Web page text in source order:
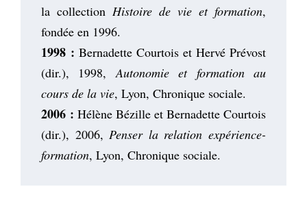
la collection Histoire de vie et formation,
fondée en 1996.
1998 : Bernadette Courtois et Hervé Prévost
(dir.), 1998, Autonomie et formation au
cours de la vie, Lyon, Chronique sociale.
2006 : Hélène Bézille et Bernadette Courtois
(dir.), 2006, Penser la relation expérience-
formation, Lyon, Chronique sociale.